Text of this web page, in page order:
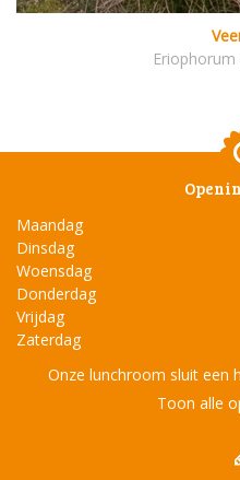
Maandag
Dinsdag
Woensdag
Donderdag
Vrijdag
Zaterdag
Onze lunchroom sluit een
Toon alle